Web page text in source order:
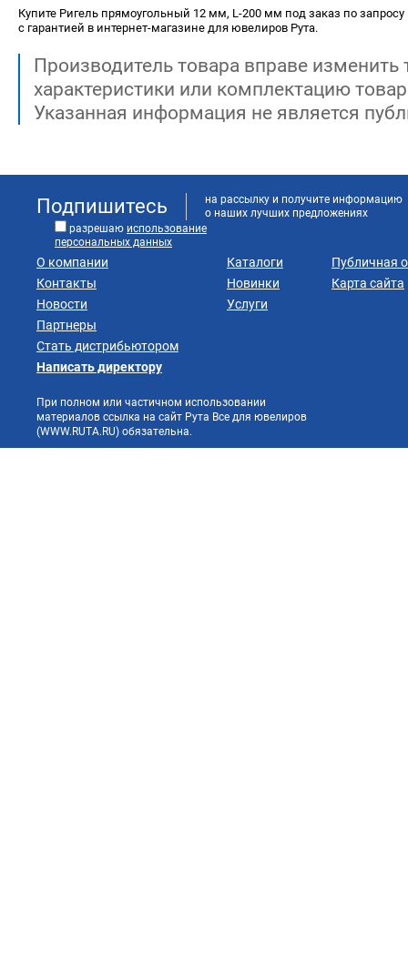
Купите Ригель прямоугольный 12 мм, L-200 мм под заказ по запросу
с гарантией в интернет-магазине для ювелиров Рута.
Производитель товара вправе изменить
характеристики или комплектацию
Указанная информация не является
Подпишитесь
на рассылку и получите информацию
о наших лучших предложениях
разрешаю использование
персональных данных
О компании
Контакты
Новости
Партнеры
Стать дистрибьютором
Каталоги
Новинки
Услуги
Публичная
Карта сайта
Написать директору
При полном или частичном использовании
материалов ссылка на сайт Рута Все для ювелиров
(WWW.RUTA.RU) обязательна.